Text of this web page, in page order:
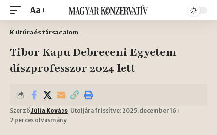
Aa
Kultúra és társadalom
Tibor Kapu Debreceni Egyetem
díszprofesszor 2024 lett
SzerzőJúlia Kovács Utoljára frissítve: 2025. december 16
2 perces olvasmány